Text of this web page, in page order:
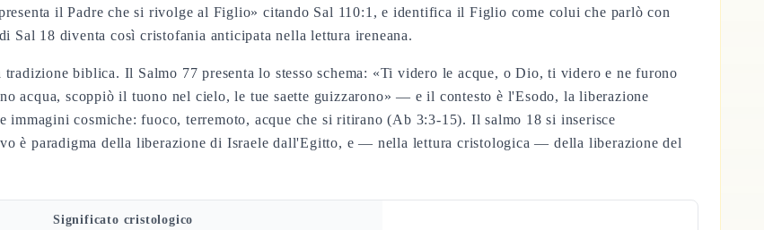
il Padre che si rivolge al Figlio» citando Sal 110:1, e identifica il Figlio come colui che parlò con
18 diventa così cristofania anticipata nella lettura ireneana.
biblica. Il Salmo 77 presenta lo stesso schema: «Ti videro le acque, o Dio, ti videro e ne furono
acqua, scoppiò il tuono nel cielo, le tue saette guizzarono» — e il contesto è l'Esodo, la liberazione
cosmiche: fuoco, terremoto, acque che si ritirano (Ab 3:3-15). Il salmo 18 si inserisce
è paradigma della liberazione di Israele dall'Egitto, e — nella lettura cristologica — della liberazione del
Significato cristologico